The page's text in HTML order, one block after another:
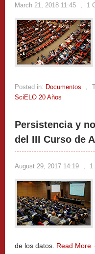
March 21, 2018 11:45 , 1
Posted in: Documentos ,
SciELO 20 Años
Persistencia y
del III Curso de
August 29, 2017 14:19 , 1
de los datos. Read More